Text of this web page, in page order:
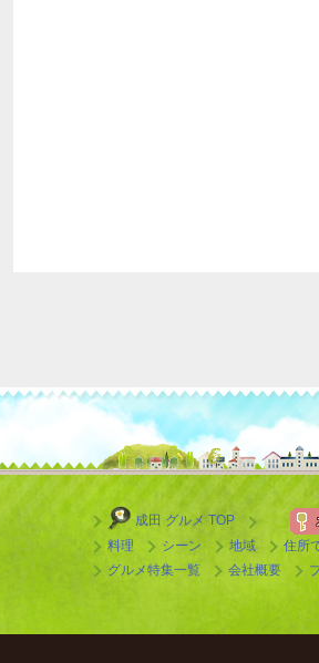
成田 グルメ TOP
料理
シーン 地域
住所
グルメ特集一覧
会社概要